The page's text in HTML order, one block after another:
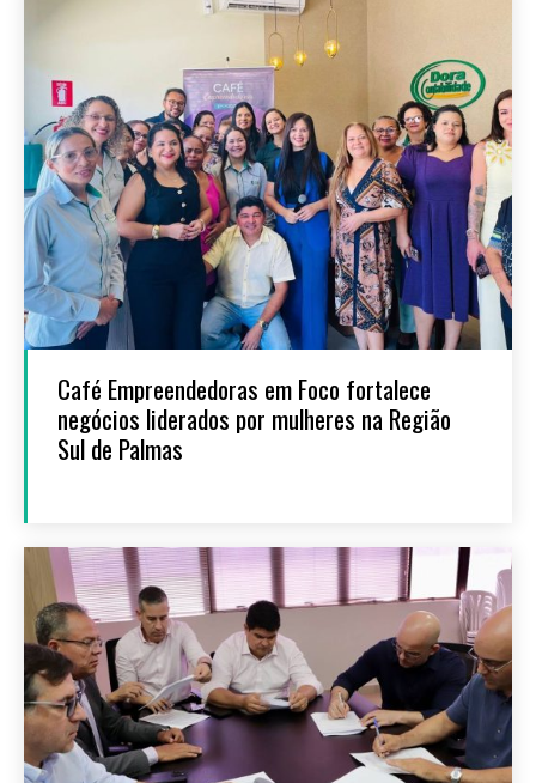
Café Empreendedoras em Foco fortalece
negócios liderados por mulheres na Região
Sul de Palmas